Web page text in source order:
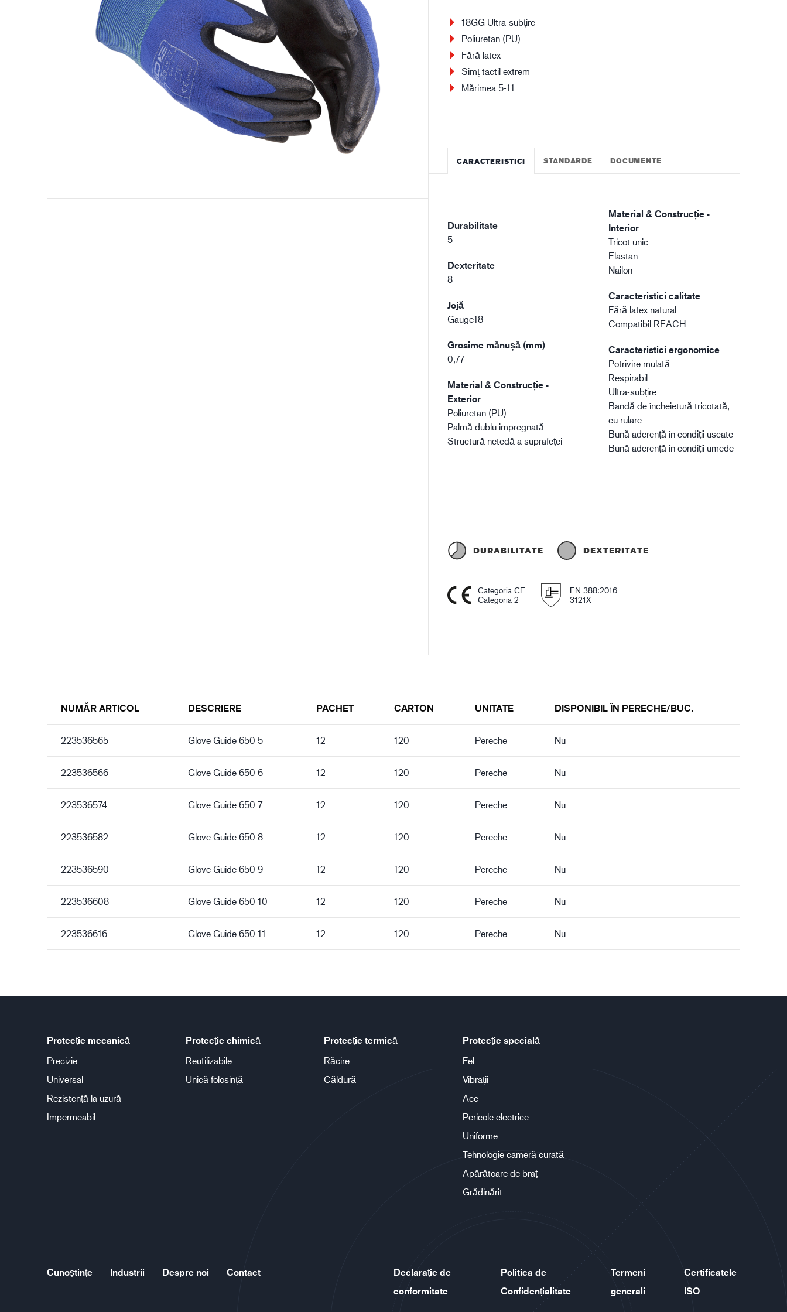
Industria de petrol și gaze Construcții
18GG Ultra-subțire
Poliuretan (PU)
Fără latex
Simț tactil extrem
Mărimea 5-11
CARACTERISTICI STANDARDE DOCUMENTE
Durabilitate
5
Dexteritate
8
Jojă
Gauge18
Grosime mănușă (mm)
0,77
Material & Construcție -
Exterior
Poliuretan (PU)
Palmă dublu impregnată
Structură netedă a suprafeței
Material & Construcție -
Interior
Tricot unic
Elastan
Nailon
Caracteristici calitate
Fără latex natural
Compatibil REACH
Caracteristici ergonomice
Potrivire mulată
Respirabil
Ultra-subțire
Bandă de încheietură tricotată,
cu rulare
Bună aderență în condiții uscate
Bună aderență în condiții umede
DURABILITATE DEXTERITATE
Categoria CE
Categoria 2
EN 388:2016
3121X
NUMĂR ARTICOL DESCRIERE PACHET CARTON UNITATE DISPONIBIL ÎN PERECHE/BUC.
223536565 Glove Guide 650 5 12 120 Pereche Nu
223536566 Glove Guide 650 6 12 120 Pereche Nu
223536574 Glove Guide 650 7 12 120 Pereche Nu
223536582 Glove Guide 650 8 12 120 Pereche Nu
223536590 Glove Guide 650 9 12 120 Pereche Nu
223536608 Glove Guide 650 10 12 120 Pereche Nu
223536616 Glove Guide 650 11 12 120 Pereche Nu
Protecție mecanică
Precizie
Universal
Rezistență la uzură
Impermeabil
Protecție chimică
Reutilizabile
Unică folosință
Protecție termică
Răcire
Căldură
Protecție specială
Fel
Vibrații
Ace
Pericole electrice
Uniforme
Tehnologie cameră curată
Apărătoare de braț
Grădinărit
Cunoștințe Industrii Despre noi Contact
Declarație de
conformitate
Politica de
Confidențialitate
Termeni
generali
Certificatele
ISO